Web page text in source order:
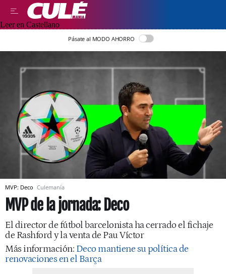
Leer en Castellano
Pásate al MODO AHORRO
MVP: Deco Culemanía
MVP de la jornada: Deco
El director de fútbol barcelonista ha cerrado el fichaje
de Rashford y la venta de Pau Víctor
Más información: Deco mantiene su política de
renovaciones en el Barça